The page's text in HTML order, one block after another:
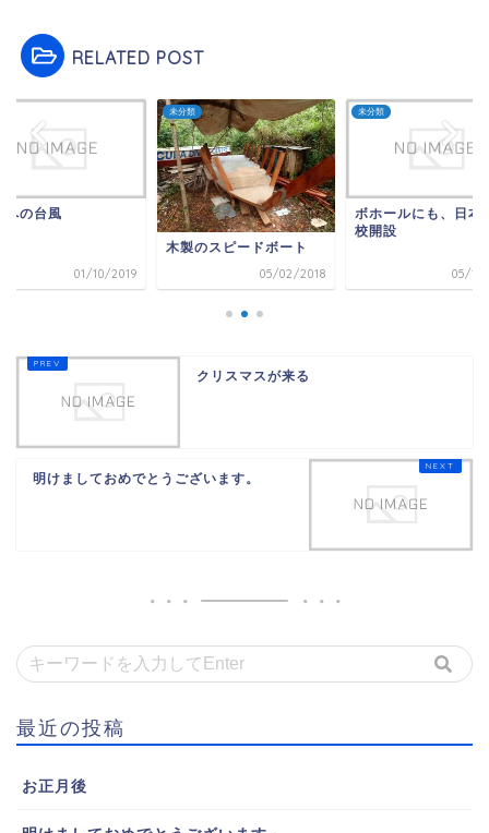
RELATED POST
への台風
01/10/2019
未分類
木製のスピードボート
05/02/2018
未分類
ボホールにも、日本
校開設
05/11/
クリスマスが来る
明けましておめでとうございます。
最近の投稿
お正月後